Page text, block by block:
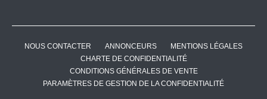
NOUS CONTACTER ANNONCEURS
MENTIONS LÉGALES
CHARTE DE CONFIDENTIALITÉ
CONDITIONS GÉNÉRALES DE VENTE
PARAMÈTRES DE GESTION DE LA CONFIDENTIALITÉ